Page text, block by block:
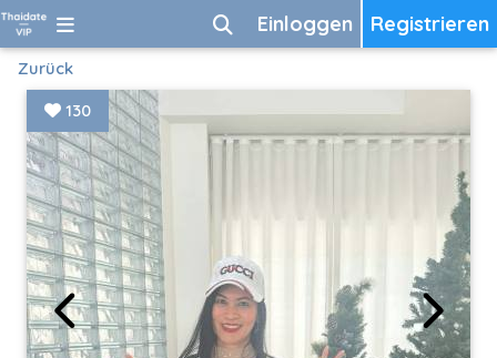
Registrieren
Einloggen
Zurück
130